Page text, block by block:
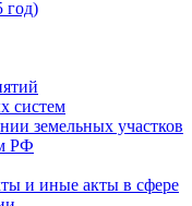
год)
систем
земельных участков
РФ
и иные акты в сфере